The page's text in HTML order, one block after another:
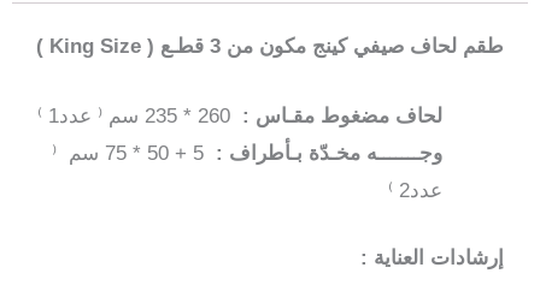
قطع
طقم لحاف صيفي كينج مكون من 3 قطـع ( King Size )
لحاف مضغوط مقـاس :
وجـــــــه مخـدّة بـأطراف :
5 + 50 * 75 سم ⁽
عدد2 ⁾
إرشادات العناية :